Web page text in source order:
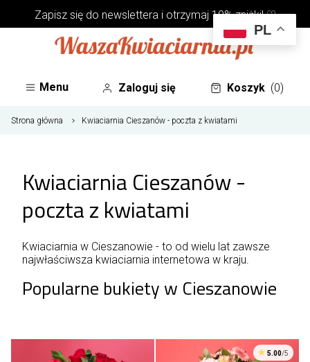
Zapisz się do newsletterai otrzymaj 10% zniżki! ♡
Menu Zaloguj się Koszyk (0)
Strona główna Kwiaciarnia Cieszanów - poczta z kwiatami
Kwiaciarnia Cieszanów -
poczta z kwiatami
Kwiaciarnia w Cieszanowie - to od wielu lat zawsze
najwłaściwsza kwiaciarnia internetowa w kraju.
Popularne bukiety w Cieszanowie
5.00/5
PL